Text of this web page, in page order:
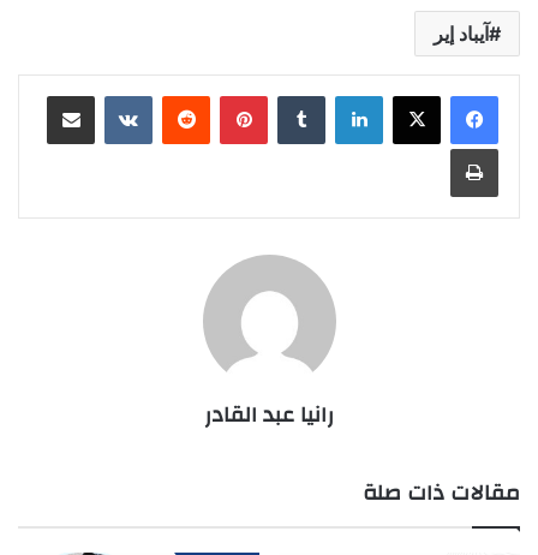
آيباد إير
لينكدإن بينتيريست مشاركة عبر البريد
طباعة
رانيا عبد القادر
مقالات ذات صلة